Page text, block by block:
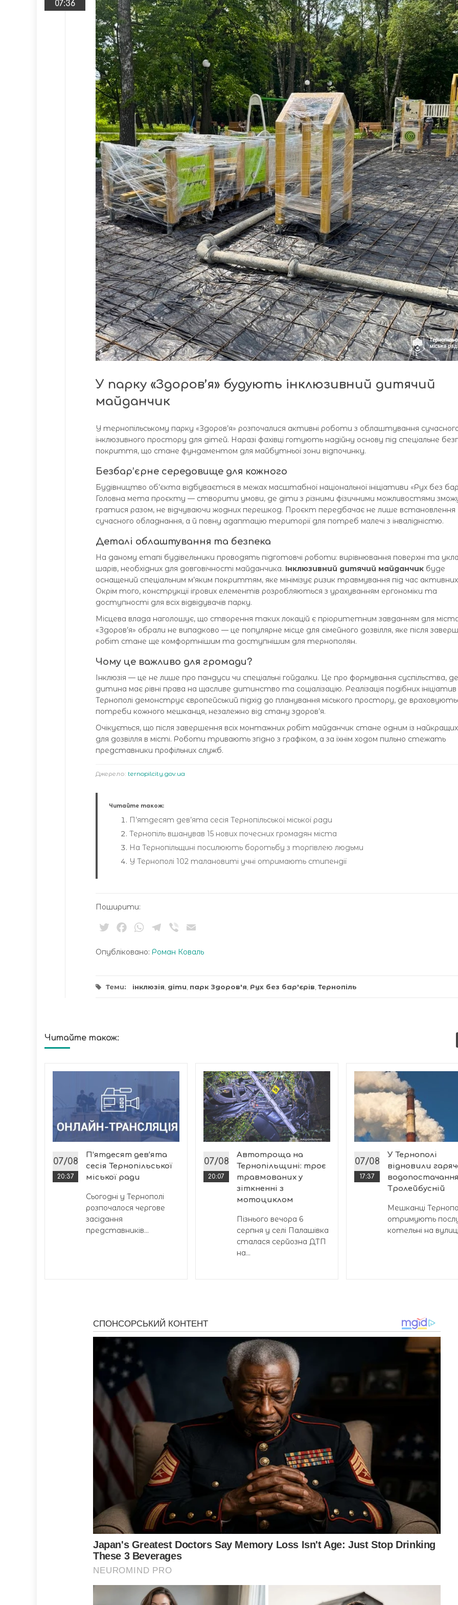
07:36
У парку «Здоров’я» будують інклюзивний дитячий
майданчик
У тернопільському парку «Здоров’я» розпочалися активні роботи з облаштування
інклюзивного простору для дітей. Наразі фахівці готують надійну основу під спеціальне
покриття, що стане фундаментом для майбутньої зони відпочинку.
Безбар’єрне середовище для кожного
Будівництво об’єкта відбувається в межах масштабної національної ініціативи «Рух без
Головна мета проєкту — створити умови, де діти з різними фізичними можливостями
гратися разом, не відчуваючи жодних перешкод. Проєкт передбачає не лише встановлення
сучасного обладнання, а й повну адаптацію території для потреб малечі з інвалідністю.
Деталі облаштування та безпека
На даному етапі будівельники проводять підготовчі роботи: вирівнювання поверхні та
шарів, необхідних для довговічності майданчика. Інклюзивний дитячий майданчик буде
оснащений спеціальним м’яким покриттям, яке мінімізує ризик травмування під час активних
Окрім того, конструкції ігрових елементів розробляються з урахуванням ергономіки та
доступності для всіх відвідувачів парку.
Місцева влада наголошує, що створення таких локацій є пріоритетним завданням для
«Здоров’я» обрали не випадково — це популярне місце для сімейного дозвілля, яке після
робіт стане ще комфортнішим та доступнішим для тернополян.
Чому це важливо для громади?
Інклюзія — це не лише про пандуси чи спеціальні гойдалки. Це про формування суспільства,
дитина має рівні права на щасливе дитинство та соціалізацію. Реалізація подібних ініціатив
Тернополі демонструє європейський підхід до планування міського простору, де
потреби кожного мешканця, незалежно від стану здоров’я.
Очікується, що після завершення всіх монтажних робіт майданчик стане одним із найкращих
для дозвілля в місті. Роботи тривають згідно з графіком, а за їхнім ходом пильно стежать
представники профільних служб.
Джерело: ternopilcity.gov.ua
Читайте також:
П’ятдесят дев’ята сесія Тернопільської міської ради
Тернопіль вшанував 15 нових почесних громадян міста
На Тернопільщині посилюють боротьбу з торгівлею людьми
У Тернополі 102 талановиті учні отримають стипендії
Поширити:
TwitterFacebookWhatsApp
Telegram
Viber
Опубліковано: Роман Коваль
Теми: інклюзія діти парк Здоров'я Рух без бар'єрів Тернопіль
Читайте також:
07/08
20:37
П’ятдесят дев’ята
сесія Тернопільської
міської ради
Сьогодні у Тернополі
розпочалося чергове
засідання
представників...
07/08
20:07
Автотроща на
Тернопільщині: троє
травмованих у
зіткненні з
мотоциклом
Пізнього вечора 6
серпня у селі Палашівка
сталася серйозна ДТП
на...
07/08
17:37
У Тернополі
відновили
Тролейбусній
Мешканці
отримують
котельні на